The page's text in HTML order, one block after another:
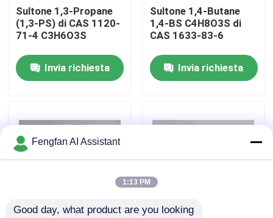
Visita alla fabbrica
Controllo di qualità
Notizie
Prodotti chimici per la zincatura
Sultone 1,3-Propane
(1,3-PS) di CAS 1120-
71-4 C3H6O3S
Invia richiesta
Sultone 1,4-Butane
1,4-BS C4H8O3S di
CAS 1633-83-6
Invia richiesta
Fengfan AI Assistant
1:13 PM
Good day, what product are you looking